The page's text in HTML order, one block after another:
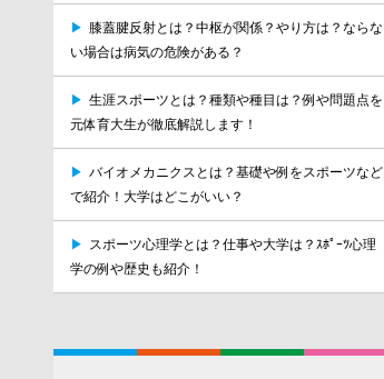
▶
膝蓋腱反射とは？中枢が関係？やり方は？ならな
い場合は病気の危険がある？
▶ 生涯スポーツとは？種類や種目は？例や問題点を
元体育大生が徹底解説します！
▶ バイオメカニクスとは？基礎や例をスポーツなど
で紹介！大学はどこがいい？
▶ スポーツ心理学とは？仕事や大学は？ｽﾎﾟｰﾂ心理
学の例や歴史も紹介！